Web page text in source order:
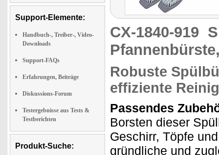
Support-Elemente:
Handbuch-, Treiber-, Video-
Downloads
Support-FAQs
Erfahrungen, Beiträge
Diskussions-Forum
Testergebnisse aus Tests &
Testberichten
Produkt-Suche:
CX-1840-919
Robuste
effiziente
Passendes
Borsten dieser
Geschirr, Töpfe
gründliche und